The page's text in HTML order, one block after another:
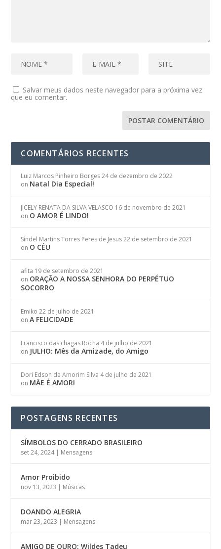
Salvar meus dados neste navegador para a próxima vez
que eu comentar.
COMENTÁRIOS RECENTES
Luiz Marcos Pinheiro Borges 24 de dezembro de 2022
on Natal Dia Especial!
JICELY RENATA DA SILVA VELASCO 16 de novembro de 2021
on O AMOR É LINDO!
Síndel Martins Torres Peres de Jesus 22 de setembro de 2021
on O CÉU
afita 19 de setembro de 2021
on ORAÇÃO A NOSSA SENHORA DO PERPÉTUO
SOCORRO
Emiko 22 de julho de 2021
onA FELICIDADE
Francisco das chagas Rocha 4 de julho de 2021
on JULHO: Mês da Amizade, do Amigo
Dori Edson de Amorim Silva 4 de julho de 2021
on MÃE É AMOR!
POSTAGENS RECENTES
SÍMBOLOS DO CERRADO BRASILEIRO
set 24, 2024| Mensagens
Amor Proibido
nov 13, 2023 | Músicas
DOANDO ALEGRIA
mar 23, 2023 | Mensagens
AMIGO DE OURO: Wildes Tadeu